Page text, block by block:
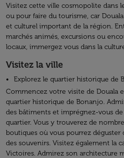
Visitez cette ville cosmopolite dans
ou pour faire du tourisme, car
et culturel important de la région.
marchés animés, excursions ou
locaux, immergez vous dans la
Visitez la ville
Explorez le quartier historique de
Commencez votre visite de Douala
quartier historique de Bonanjo.
des bâtiments et imprégnez-vous
quartier. Vous y trouverez de
boutiques où vous pourrez déguster
des souvenirs. Visitez également la
Victoires. Admirez son architecture